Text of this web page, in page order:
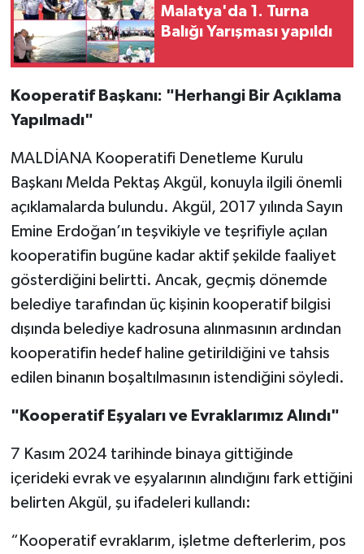
Malatya'da 1. Turna
Balığı Yarışması yapıldı
Kooperatif Başkanı: "Herhangi Bir Açıklama
Yapılmadı"
MALDİANA Kooperatifi Denetleme Kurulu
Başkanı Melda Pektaş Akgül, konuyla ilgili önemli
açıklamalarda bulundu. Akgül, 2017 yılında Sayın
Emine Erdoğan’ın teşvikiyle ve teşrifiyle açılan
kooperatifin bugüne kadar aktif şekilde faaliyet
gösterdiğini belirtti. Ancak, geçmiş dönemde
belediye tarafından üç kişinin kooperatif bilgisi
dışında belediye kadrosuna alınmasının ardından
kooperatifin hedef haline getirildiğini ve tahsis
edilen binanın boşaltılmasının istendiğini söyledi.
"Kooperatif Eşyaları ve Evraklarımız Alındı"
7 Kasım 2024 tarihinde binaya gittiğinde
içerideki evrak ve eşyalarının alındığını fark ettiğini
belirten Akgül, şu ifadeleri kullandı:
“Kooperatif evraklarım, işletme defterlerim, pos